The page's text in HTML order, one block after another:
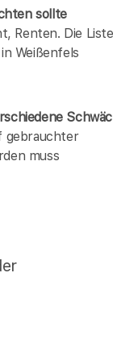
sollte
Renten. Die
Weißenfels
gebrauchter
muss